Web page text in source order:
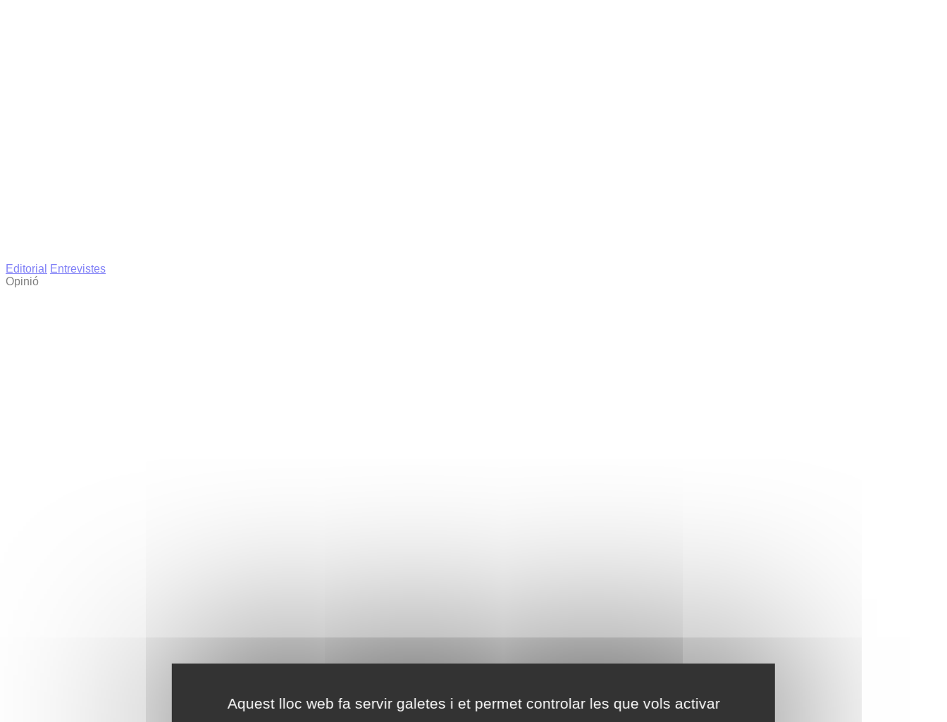
Aquest lloc web fa servir galetes i et permet controlar les que vols activar
Editorial
Entrevistes
Opinió